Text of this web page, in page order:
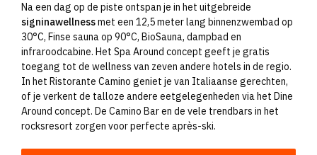
Na een dag op de piste ontspan je in het uitgebreide
signinawellnessmet een 12,5 meter lang binnenzwembad op
30°C, Finse sauna op 90°C, BioSauna, dampbad en
infraroodcabine. Het Spa Around concept geeft je gratis
toegang tot de wellness van zeven andere hotels in de regio.
In het Ristorante Camino geniet je van Italiaanse gerechten,
of je verkent de talloze andere eetgelegenheden via het Dine
Around concept. De Camino Bar en de vele trendbars in het
rocksresort zorgen voor perfecte après-ski.